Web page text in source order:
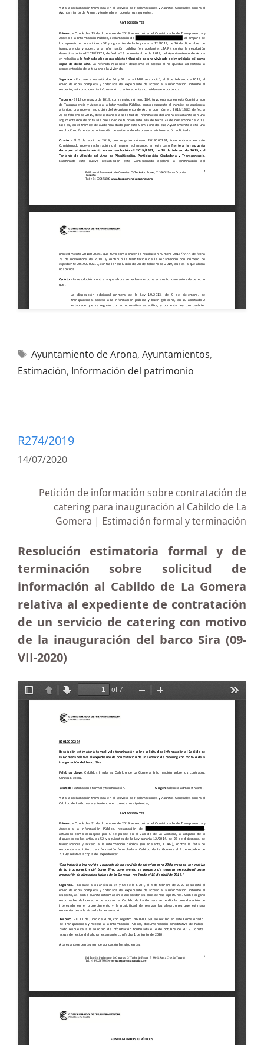
Ayuntamiento de Arona, Ayuntamientos,
Estimación, Información del patrimonio
R274/2019
14/07/2020
Petición de información sobre contratación de
catering para inauguración al Cabildo de La
Gomera | Estimación formal y terminación
Resolución estimatoria formal y de
terminación sobre solicitud de
información al Cabildo de La Gomera
relativa al expediente de contratación
de un servicio de catering con motivo
de la inauguración del barco Sira (09-
VII-2020)